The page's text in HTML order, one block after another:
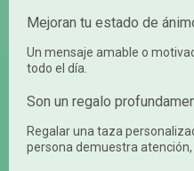
Mejoran tu estado de
Un mensaje amable o
todo el día.
Son un regalo
Regalar una taza
persona demuestra